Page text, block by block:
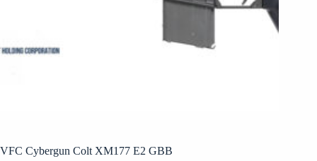
VFC Cybergun Colt XM177 E2 GBB